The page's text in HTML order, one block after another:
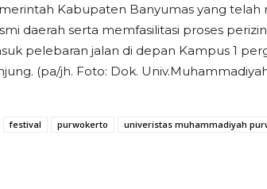
Kabupaten Banyumas yang telah
daerah serta memfasilitasi proses
pelebaran jalan di depan Kampus 1
(pa/jh. Foto: Dok.
festival purwokerto univeristas muhammadiyah